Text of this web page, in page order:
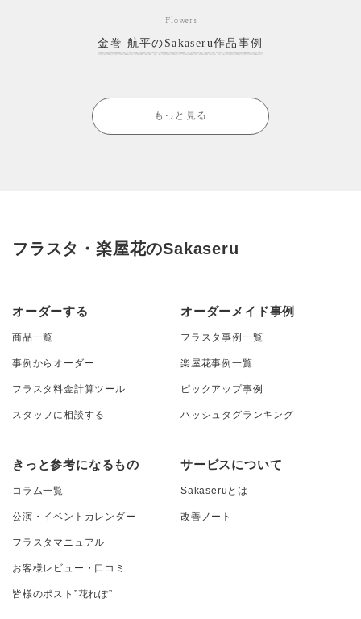
Flowers
金巻 航平のSakaseru作品事例
もっと見る
フラスタ・楽屋花のSakaseru
オーダーする
商品一覧
事例からオーダー
フラスタ料金計算ツール
スタッフに相談する
オーダーメイド事例
フラスタ事例一覧
楽屋花事例一覧
ピックアップ事例
ハッシュタグランキング
きっと参考になるもの
コラム一覧
公演・イベントカレンダー
フラスタマニュアル
お客様レビュー・口コミ
皆様のポスト”花れぽ”
サービスについて
Sakaseruとは
改善ノート